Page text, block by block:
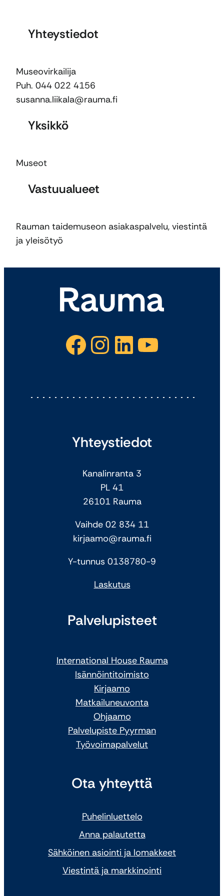
Yhteystiedot
Museovirkailija
Puh. 044 022 4156
susanna.liikala@rauma.fi
Yksikkö
Museot
Vastuualueet
Rauman taidemuseon asiakaspalvelu, viestintä
ja yleisötyö
Facebook Instagram LinkedIn YouTube
Yhteystiedot
Kanalinranta 3
PL 41
26101 Rauma
Vaihde 02 834 11
kirjaamo@rauma.fi
Y-tunnus 0138780-9
Laskutus
Palvelupisteet
International House Rauma
Isännöintitoimisto
Kirjaamo
Matkailuneuvonta
Ohjaamo
Palvelupiste Pyyrman
Työvoimapalvelut
Ota yhteyttä
Puhelinluettelo
Anna palautetta
Sähköinen asiointi ja lomakkeet
Viestintä ja markkinointi